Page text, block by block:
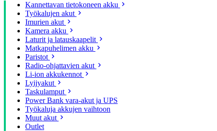
Kannettavan tietokoneen akku
Työkalujen akut
Imurien akut
Kamera akku
Laturit ja latauskaapelit
Matkapuhelimen akku
Paristot
Radio-ohjattavien akut
Li-ion akkukennot
Lyijyakut
Taskulamput
Power Bank vara-akut ja UPS
Työkaluja akkujen vaihtoon
Muut akut
Outlet